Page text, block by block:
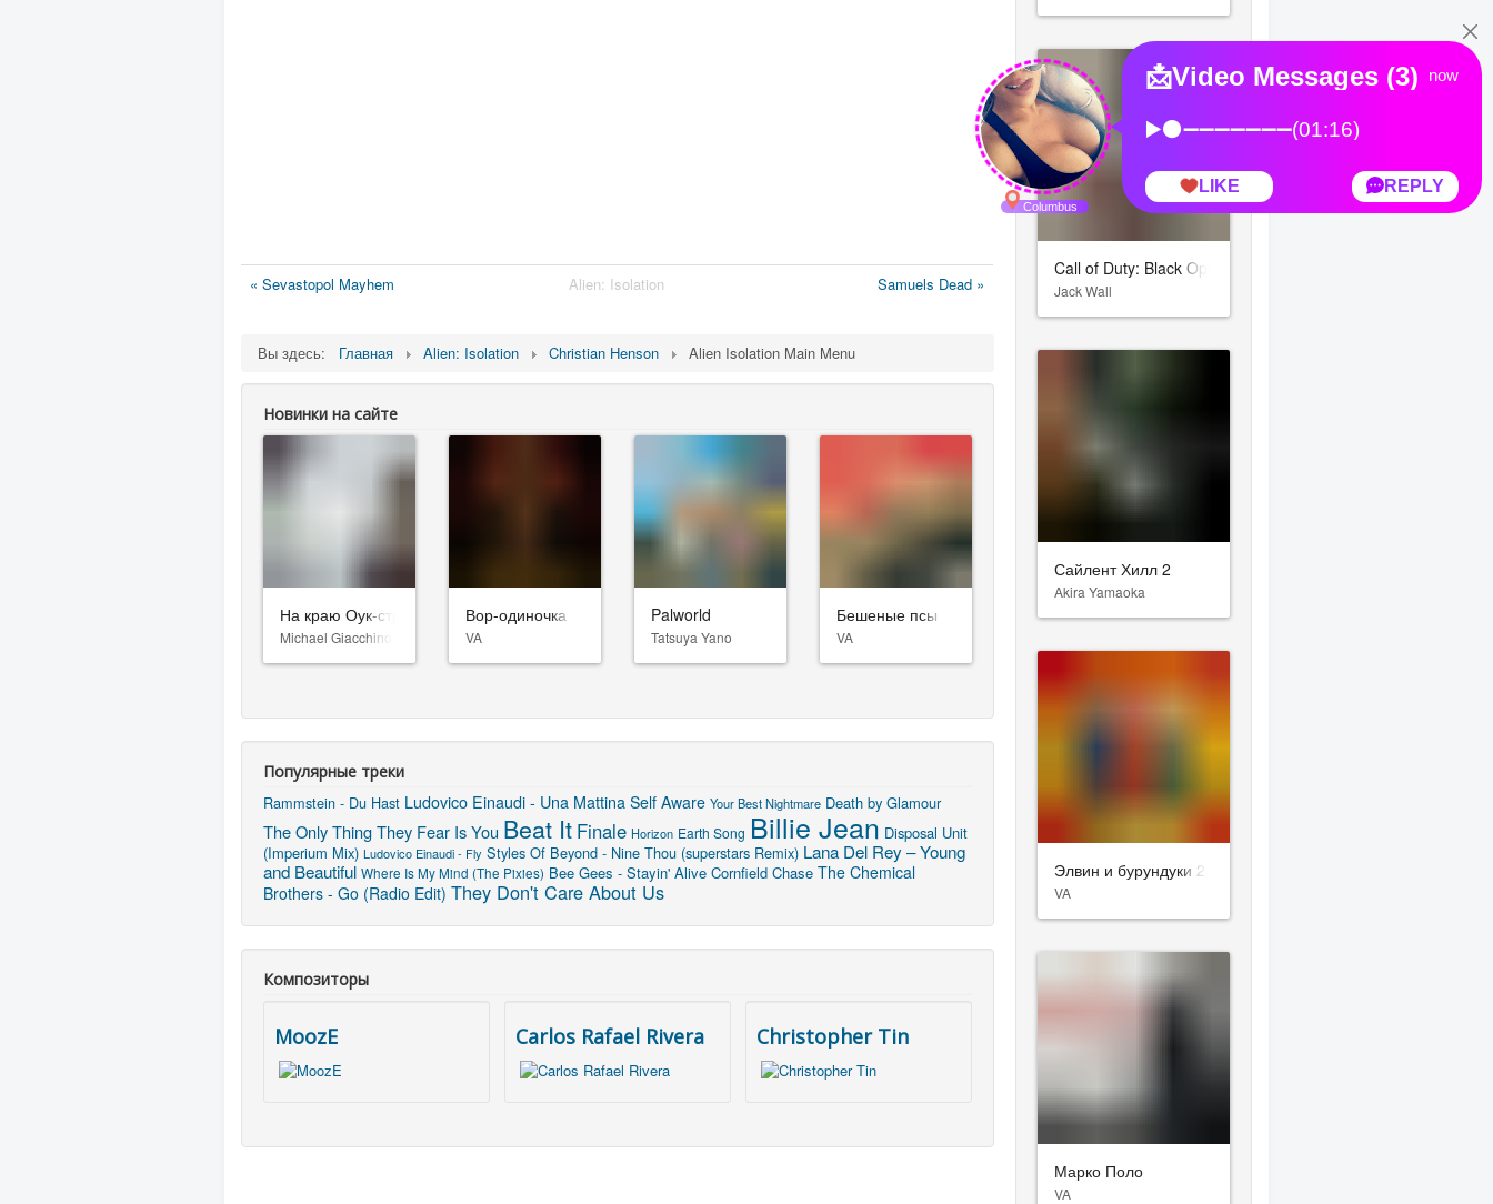
« Sevastopol Mayhem Alien: Isolation Samuels Dead »
Вы здесь: Главная Alien: Isolation Christian Henson Alien Isolation Main Menu
Новинки на сайте
На краю Оук-стрит
Michael Giacchino
Вор-одиночка
VA
Palworld
Tatsuya Yano
Бешеные псы
VA
Популярные треки
Rammstein - Du Hast Ludovico Einaudi - Una Mattina Self Aware Your Best Nightmare Death by Glamour
The Only Thing They Fear Is You Beat It Finale Horizon Earth Song Billie Jean Disposal Unit
(Imperium Mix) Ludovico Einaudi - Fly Styles Of Beyond - Nine Thou (superstars Remix) Lana Del Rey – Young
and Beautiful Where Is My Mind (The Pixies) Bee Gees - Stayin' Alive Cornfield Chase The Chemical
Brothers - Go (Radio Edit) They Don't Care About Us
Композиторы
MoozE Carlos Rafael Rivera Christopher Tin
Call of Duty: Black Ops Cold War
Jack Wall
Сайлент Хилл 2
Akira Yamaoka
Элвин и бурундуки 2
VA
Марко Поло
VA